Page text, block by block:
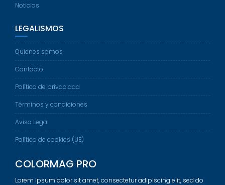
Noticias
LEGALISMOS
Quienes somos
Contacto
Política de privacidad
Términos y condiciones
Aviso Legal
Política de cookies (UE)
COLORMAG PRO
Lorem ipsum dolor sit amet, consectetur adipiscing elit, sed do